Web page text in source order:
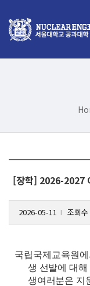
[장학] 2026-2027
2026-05-11 조회
국립국제교육원에
생 선발에 대
생여러분은 지